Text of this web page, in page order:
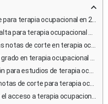
terapia ocupacional en 2024?
terapia ocupacional en Asturias?
de corte en terapia ocupacional?
terapia ocupacional en Asturias?
estudios de terapia ocupacional?
corte para terapia ocupacional?
acceso a terapia ocupacional